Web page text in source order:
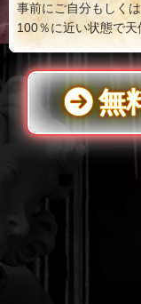
事前にご自分もしく
100％に近い状態で
無